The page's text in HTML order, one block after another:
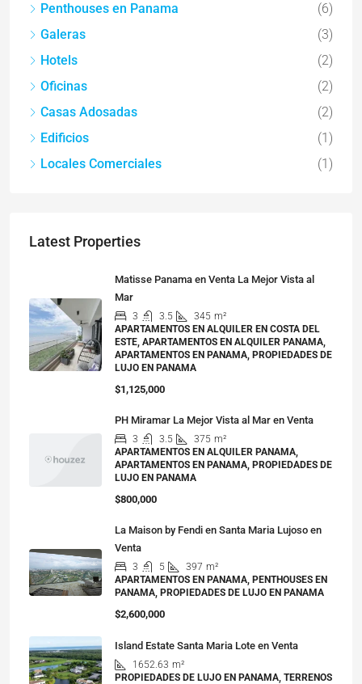
Penthouses en Panama
(6)
Galeras
(3)
Hotels
(2)
Oficinas
(2)
Casas Adosadas
(2)
Edificios
(1)
Locales Comerciales
(1)
Latest Properties
Matisse Panama en Venta La Mejor Vista al
Mar
3 3.5 345 m²
APARTAMENTOS EN ALQUILER EN COSTA DEL
ESTE, APARTAMENTOS EN ALQUILER PANAMA,
APARTAMENTOS EN PANAMA, PROPIEDADES DE
LUJO EN PANAMA
$1,125,000
PH Miramar La Mejor Vista al Mar en Venta
3 3.5 375 m²
APARTAMENTOS EN ALQUILER PANAMA,
APARTAMENTOS EN PANAMA, PROPIEDADES DE
LUJO EN PANAMA
$800,000
La Maison by Fendi en Santa Maria Lujoso en
Venta
3 5 397 m²
APARTAMENTOS EN PANAMA, PENTHOUSES EN
PANAMA, PROPIEDADES DE LUJO EN PANAMA
$2,600,000
Island Estate Santa Maria Lote en Venta
1652.63 m²
PROPIEDADES DE LUJO EN PANAMA, TERRENOS